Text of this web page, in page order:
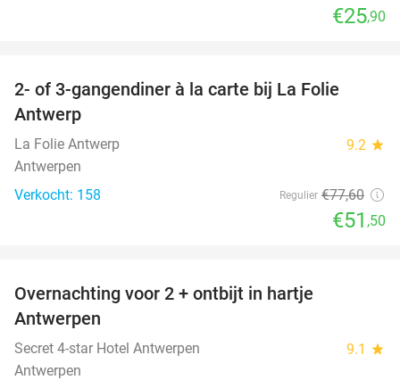
€25,90
2- of 3-gangendiner à la carte bij La Folie
Antwerp
La Folie Antwerp 9.2 star
Antwerpen
Verkocht: 158
Regulier €77,60
€51 ,50
Overnachting voor 2 + ontbijt in hartje
Antwerpen
Secret 4-star Hotel Antwerpen 9.1 star
Antwerpen